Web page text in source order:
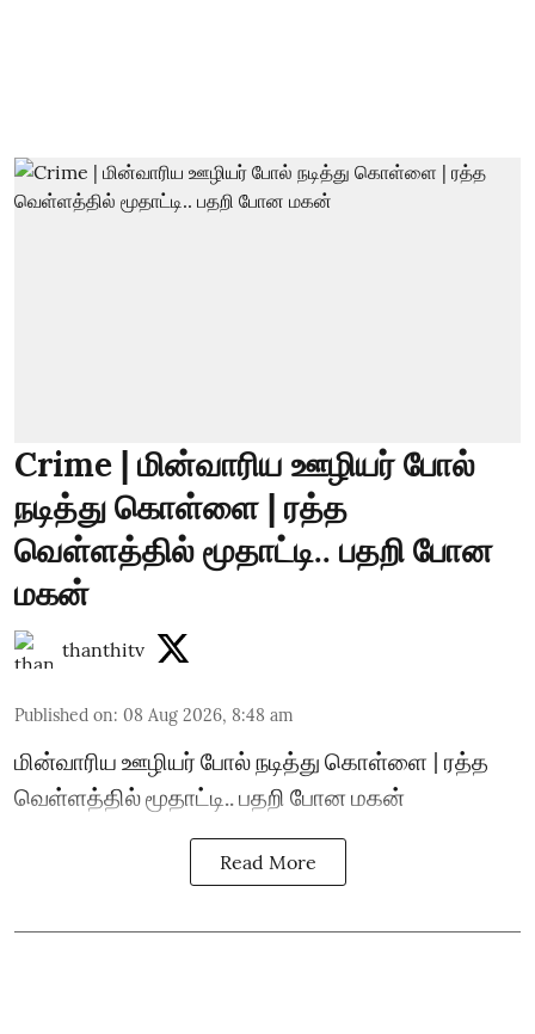
Crime | மின்வாரிய ஊழியர் போல்
நடித்து கொள்ளை | ரத்த
வெள்ளத்தில் மூதாட்டி.. பதறி போன
மகன்
thanthitv
Published on: 08 Aug 2026, 8:48 am
மின்வாரிய ஊழியர் போல் நடித்து கொள்ளை | ரத்த
வெள்ளத்தில் மூதாட்டி.. பதறி போன மகன்
Read More